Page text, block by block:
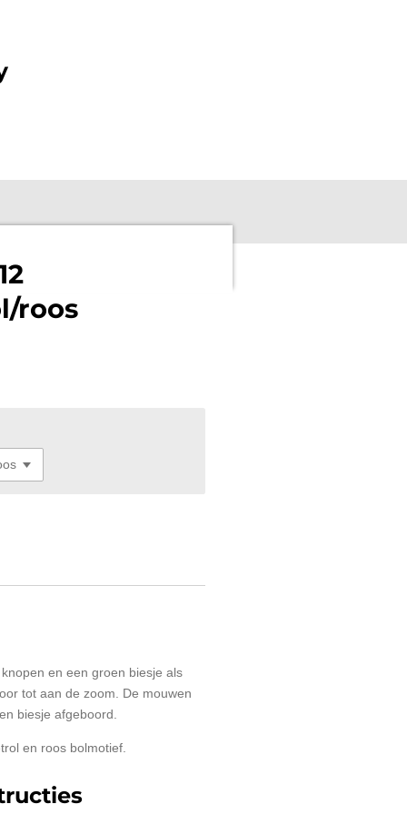
roos
en een groen biesje als
tot aan de zoom. De mouwen
biesje afgeboord.
en roos bolmotief.